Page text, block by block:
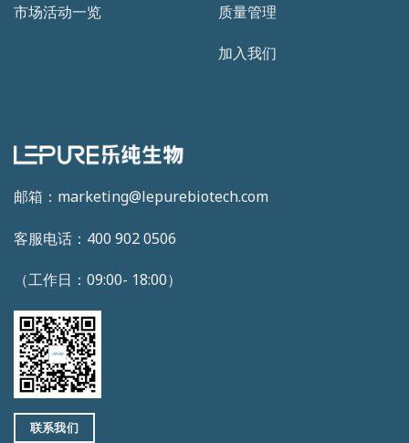
邮箱：marketing@lepurebiotech.com
客服电话：400 902 0506
（工作日：09:00- 18:00）
联系我们
市场活动一览 质量管理
加入我们